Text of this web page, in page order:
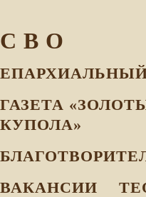
С В О
ГАЗЕТА
КУПОЛА»
ВАКАНСИИ